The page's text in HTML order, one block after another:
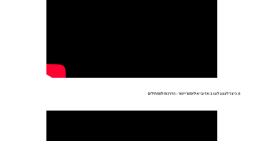
6. כיצד לעצב לוגו ב-אדובי אילוסטרייטור – הדרכות למתחילים